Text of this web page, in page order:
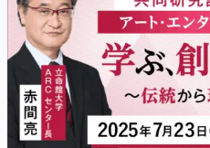
なんでゲームは
ゲーム開発者・
具体的な形から解き
です。
ゲームが変えた
「経験値」「裏技」
の起源や用法の変遷
イニーP氏が徹底調査